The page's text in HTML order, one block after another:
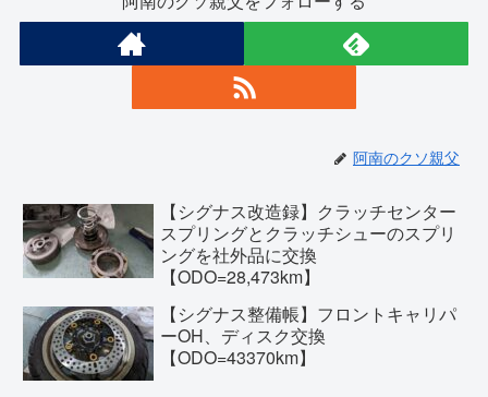
阿南のクソ親父
【シグナス改造録】クラッチセンター
スプリングとクラッチシューのスプリ
ングを社外品に交換
【ODO=28,473km】
【シグナス整備帳】フロントキャリパ
ーOH、ディスク交換
【ODO=43370km】